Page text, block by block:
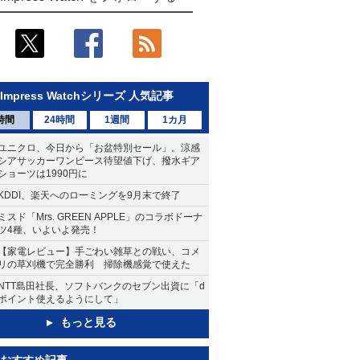
Impress Watchシリーズ 人気記事
間 24時間 1週間 1カ月
ニクロ、今日から「お盆特別セール」。涼感
アサッカーワンピース待望値下げ、撥水ギア
ョーツは1990円に
、楽天へのローミングを9月末で終了
スド「Mrs. GREEN APPLE」のコラボドーナ
4種、いよいよ発売！
家電レビュー】手ごわい雑草との戦い、コメ
の草刈機で完全勝利 掃除機感覚で使えた
島田社長、ソフトバンクのセブン出資に「d
イント使えるようにして」
もっと見る